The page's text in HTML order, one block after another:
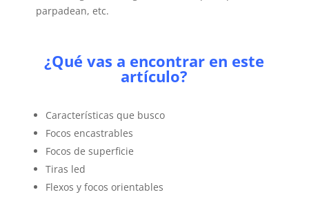
parpadean, etc.
¿Qué vas a encontrar en este
artículo?
Características que busco
Focos encastrables
Focos de superficie
Tiras led
Flexos y focos orientables